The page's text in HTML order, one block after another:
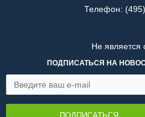
Телефон:
Не является
ПОДПИСАТЬСЯ НА